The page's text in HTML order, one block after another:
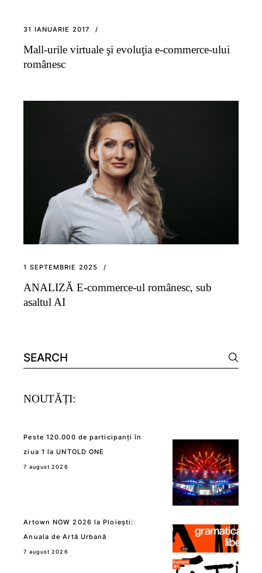
31 IANUARIE 2017
Mall-urile virtuale şi evoluţia e-commerce-ului
românesc
1 SEPTEMBRIE 2025
ANALIZĂ E-commerce-ul românesc, sub
asaltul AI
Search
for:
NOUTĂȚI:
Peste 120.000 de participanți în
ziua 1 la UNTOLD ONE
7 august 2026
Artown NOW 2026 la Ploiești:
Anuala de Artă Urbană
7 august 2026